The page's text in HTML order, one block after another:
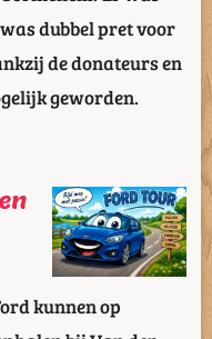
dubbel pret voor
de donateurs en
geworden.
kunnen op